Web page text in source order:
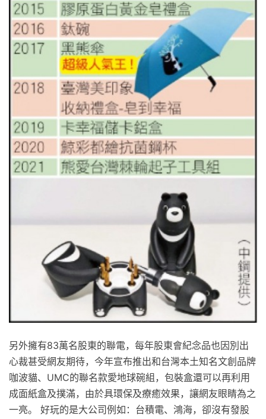
另外擁有83萬名股東的聯電，每年股東會紀念品也因別出
心裁甚受網友期待，今年宣布推出和台灣本土知名文創品牌
咖波貓、UMC的聯名款愛地球碗組，包裝盒還可以再利用
成面紙盒及撲滿，由於具環保及療癒效果，讓網友眼睛為之
一亮。 好玩的是大公司例如：台積電、鴻海，卻沒有發股